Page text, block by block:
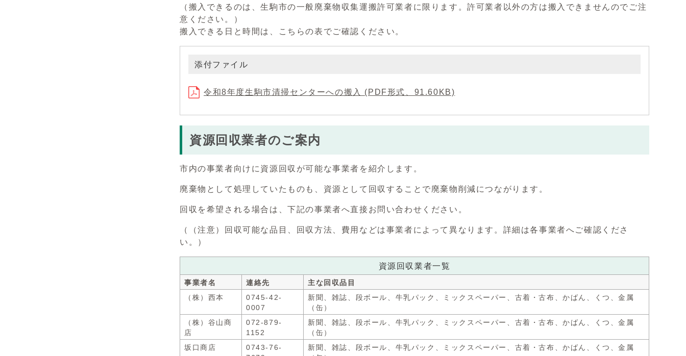
（搬入できるのは、生駒市の一般廃棄物収集運搬許可業者に限ります。許可業者以外の方は搬入できませんのでご注
意ください。）
搬入できる日と時間は、こちらの表でご確認ください。
添付ファイル
令和8年度生駒市清掃センターへの搬入 (PDF形式、91.60KB)
資源回収業者のご案内
市内の事業者向けに資源回収が可能な事業者を紹介します。
廃棄物として処理していたものも、資源として回収することで廃棄物削減につながります。
回収を希望される場合は、下記の事業者へ直接お問い合わせください。
（（注意）回収可能な品目、回収方法、費用などは事業者によって異なります。詳細は各事業者へご確認くださ
い。）
資源回収業者一覧
事業者名 連絡先
主な回収品目
（株）西本
0745-42-
0007
新聞、雑誌、段ボール、牛乳パック、ミックスペーパー、古着・古布、かばん、くつ、金属
（缶）
（株）谷山商
店
072-879-
1152
新聞、雑誌、段ボール、牛乳パック、ミックスペーパー、古着・古布、かばん、くつ、金属
（缶）
坂口商店
0743-76-
新聞、雑誌、段ボール、牛乳パック、ミックスペーパー、古着・古布、かばん、くつ、金属